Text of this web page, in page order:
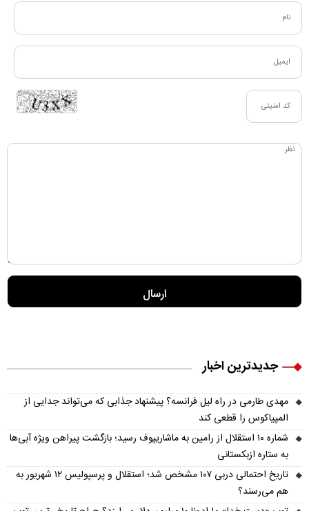
جدیدترین اخبار
مهدی طارمی در راه لیل فرانسه؟ پیشنهاد جذابی که می‌تواند جدایی از
المپیاکوس را قطعی کند
شماره ۱۰ استقلال از رامین به ماشاریپوف رسید؛ بازگشت پیراهن ویژه آبی‌ها
به ستاره ازبکستانی
تاریخ احتمالی دربی ۱۰۷ مشخص شد؛ استقلال و پرسپولیس ۱۲ شهریور به
هم می‌رسند؟